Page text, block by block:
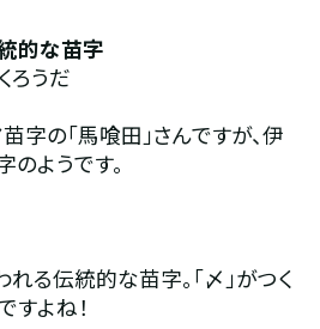
的な苗字
ろうだ
字の「馬喰田」さんですが、伊
ようです。
る伝統的な苗字。「〆」がつく
すよね！